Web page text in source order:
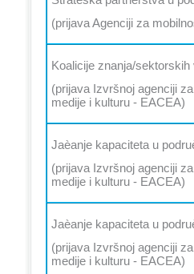
(prijava Agenciji za
Koalicije znanja/sektorskih
(prijava Izvršnoj agenciji
medije i kulturu - EACEA)
Jaèanje kapaciteta u
(prijava Izvršnoj agenciji
medije i kulturu - EACEA)
Jaèanje kapaciteta u
(prijava Izvršnoj agenciji
medije i kulturu - EACEA)